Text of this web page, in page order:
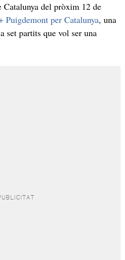
Catalunya del pròxim 12 de
Puigdemont per Catalunya, una
set partits que vol ser una